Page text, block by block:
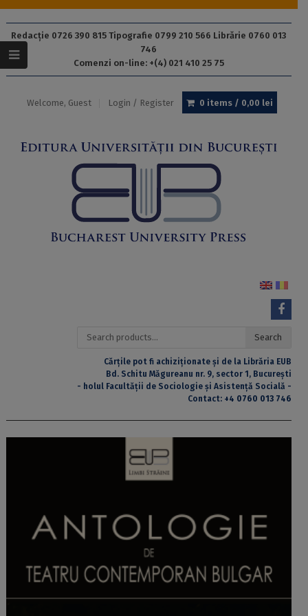
Redacție 0726 390 815 Tipografie 0799 210 566 Librărie 0760 013
746
Comenzi on-line: +(4) 021 410 25 75
Welcome, Guest Login / Register 0 items / 0,00 lei
Search
Search
Cărțile pot fi achiziționate și de la Librăria EUB
Bd. Schitu Măgureanu nr. 9, sector 1, București
- holul Facultății de Sociologie și Asistență Socială -
Contact: +4 0760 013 746